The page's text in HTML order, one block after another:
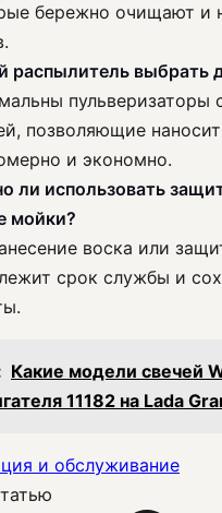
бережно очищают и
распылитель выбрать
пульверизаторы
позволяющие
и экономно.
ли использовать
мойки?
воска или
срок службы и
Какие модели свечей
11182 на Lada
и обслуживание